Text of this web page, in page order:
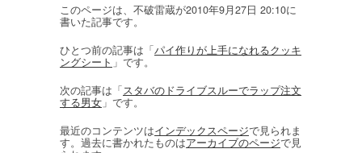
このページは、不破雷蔵が2010年9月27日 20:10に
書いた記事です。
ひとつ前の記事は「パイ作りが上手になれるクッキ
ングシート 」です。
次の記事は「スタバのドライブスルーでラップ注文
する男女 」です。
最近のコンテンツはインデックスページで見られま
す。過去に書かれたものはアーカイブのページで見